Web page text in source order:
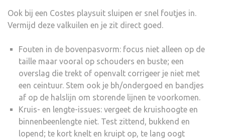
Ook bij een Costes playsuit sluipen er snel foutjes in.
Vermijd deze valkuilen en je zit direct goed.
Fouten in de bovenpasvorm: focus niet alleen op de
taille maar vooral op schouders en buste; een
overslag die trekt of openvalt corrigeer je niet met
een ceintuur. Stem ook je bh/ondergoed en bandjes
af op de halslijn om storende lijnen te voorkomen.
Kruis- en lengte-issues: vergeet de kruishoogte en
binnenbeenlengte niet. Test zittend, bukkend en
lopend; te kort knelt en kruipt op, te lang oogt